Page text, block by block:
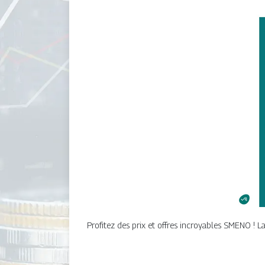
Profitez des prix et offres incroyables SMENO !